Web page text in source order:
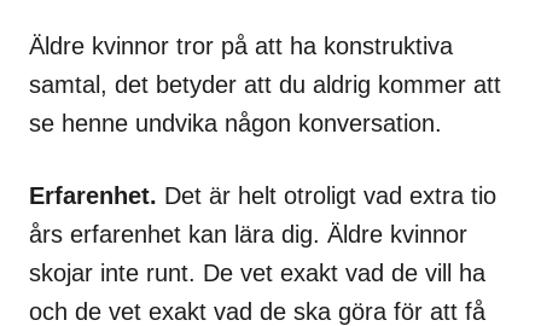
Äldre kvinnor tror på att ha konstruktiva
samtal, det betyder att du aldrig kommer att
se henne undvika någon konversation.
Erfarenhet. Det är helt otroligt vad extra tio
års erfarenhet kan lära dig. Äldre kvinnor
skojar inte runt. De vet exakt vad de vill ha
och de vet exakt vad de ska göra för att få